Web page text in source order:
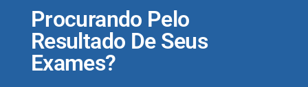
Procurando Pelo
Resultado De Seus
Exames?